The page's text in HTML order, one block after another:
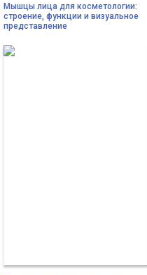
Мышцы лица для косметологии:
строение, функции и визуальное
представление